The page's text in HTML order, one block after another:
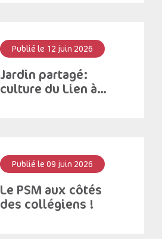
Publié le 12 juin 2026
Jardin partagé:
culture du Lien à
Publié le 09 juin 2026
Le PSM aux côtés
des collégiens !